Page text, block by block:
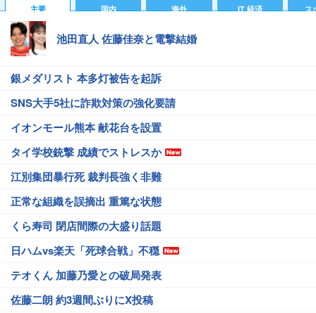
主要 国内 海外 IT 経済 ス
池田直人 佐藤佳奈と電撃結婚
銀メダリスト 本多灯被告を起訴
SNS大手5社に詐欺対策の強化要請
イオンモール熊本 献花台を設置
タイ学校銃撃 成績でストレスか
江別集団暴行死 裁判長強く非難
正常な組織を誤摘出 重篤な状態
くら寿司 閉店間際の大盛り話題
日ハムvs楽天「死球合戦」不穏
テオくん 加藤乃愛との破局発表
佐藤二朗 約3週間ぶりにX投稿